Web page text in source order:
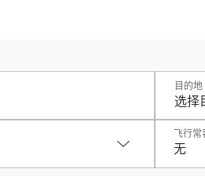
目的地
飞行
无